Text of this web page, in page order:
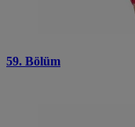
59. Bölüm